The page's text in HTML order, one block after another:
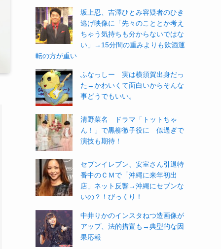
坂上忍、吉澤ひとみ容疑者のひき
逃げ映像に「先々のこととか考え
ちゃう気持ちも分からないではな
い」→15分間の重みよりも飲酒運
転の方が重い
ふなっしー 実は横須賀出身だっ
た→かわいくて面白いからそんな
事どうでもいい。
清野菜名 ドラマ「トットちゃ
ん！」で黒柳徹子役に 似過ぎで
演技も期待！
セブンイレブン、安室さん引退特
番中のＣＭで「沖縄に来年初出
店」ネット反響→沖縄にセブンな
いの？！びっくり！
中井りかのインスタねつ造画像が
アップ、法的措置も→典型的な因
果応報